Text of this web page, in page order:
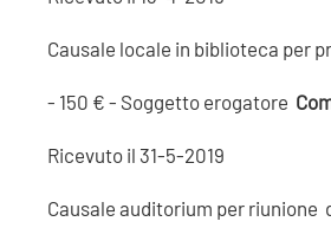
Causale locale in biblioteca per
- 150 € - Soggetto erogatore
Ricevuto il 31-5-2019
Causale auditorium per riunione